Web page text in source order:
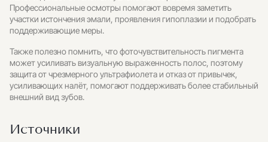
Профессиональные осмотры помогают вовремя заметить
участки истончения эмали, проявления гипоплазии и подобрать
поддерживающие меры.
Также полезно помнить, что фоточувствительность пигмента
может усиливать визуальную выраженность полос, поэтому
защита от чрезмерного ультрафиолета и отказ от привычек,
усиливающих налёт, помогают поддерживать более стабильный
внешний вид зубов.
Источники